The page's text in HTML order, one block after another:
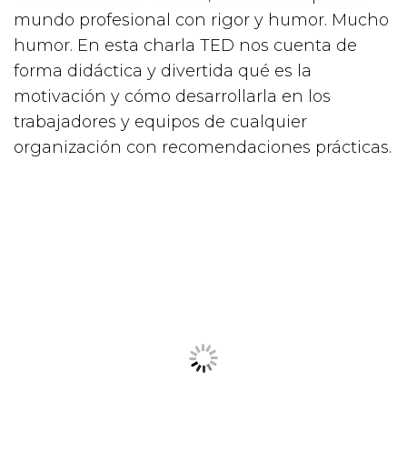
mundo profesional con rigor y humor. Mucho
humor. En esta charla TED nos cuenta de
forma didáctica y divertida qué es la
motivación y cómo desarrollarla en los
trabajadores y equipos de cualquier
organización con recomendaciones prácticas.